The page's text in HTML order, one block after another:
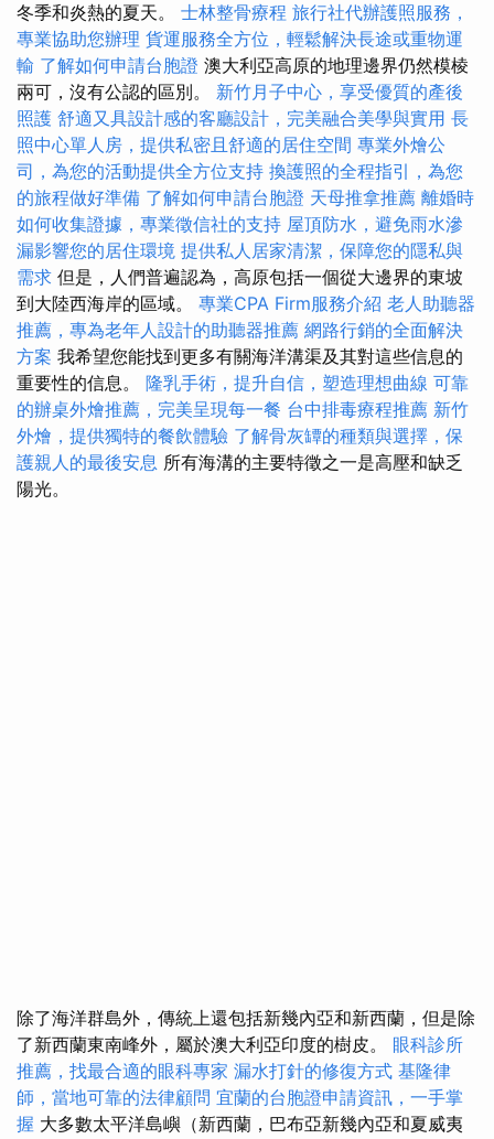
冬季和炎熱的夏天。 士林整骨療程 旅行社代辦護照服務，
專業協助您辦理 貨運服務全方位，輕鬆解決長途或重物運
輸 了解如何申請台胞證 澳大利亞高原的地理邊界仍然模棱
兩可，沒有公認的區別。 新竹月子中心，享受優質的產後
照護 舒適又具設計感的客廳設計，完美融合美學與實用 長
照中心單人房，提供私密且舒適的居住空間 專業外燴公
司，為您的活動提供全方位支持 換護照的全程指引，為您
的旅程做好準備 了解如何申請台胞證 天母推拿推薦 離婚時
如何收集證據，專業徵信社的支持 屋頂防水，避免雨水滲
漏影響您的居住環境 提供私人居家清潔，保障您的隱私與
需求 但是，人們普遍認為，高原包括一個從大邊界的東坡
到大陸西海岸的區域。 專業CPA Firm服務介紹 老人助聽器
推薦，專為老年人設計的助聽器推薦 網路行銷的全面解決
方案 我希望您能找到更多有關海洋溝渠及其對這些信息的
重要性的信息。 隆乳手術，提升自信，塑造理想曲線 可靠
的辦桌外燴推薦，完美呈現每一餐 台中排毒療程推薦 新竹
外燴，提供獨特的餐飲體驗 了解骨灰罈的種類與選擇，保
護親人的最後安息 所有海溝的主要特徵之一是高壓和缺乏
陽光。
除了海洋群島外，傳統上還包括新幾內亞和新西蘭，但是除
了新西蘭東南峰外，屬於澳大利亞印度的樹皮。 眼科診所
推薦，找最合適的眼科專家 漏水打針的修復方式 基隆律
師，當地可靠的法律顧問 宜蘭的台胞證申請資訊，一手掌
握 大多數太平洋島嶼（新西蘭，巴布亞新幾內亞和夏威夷